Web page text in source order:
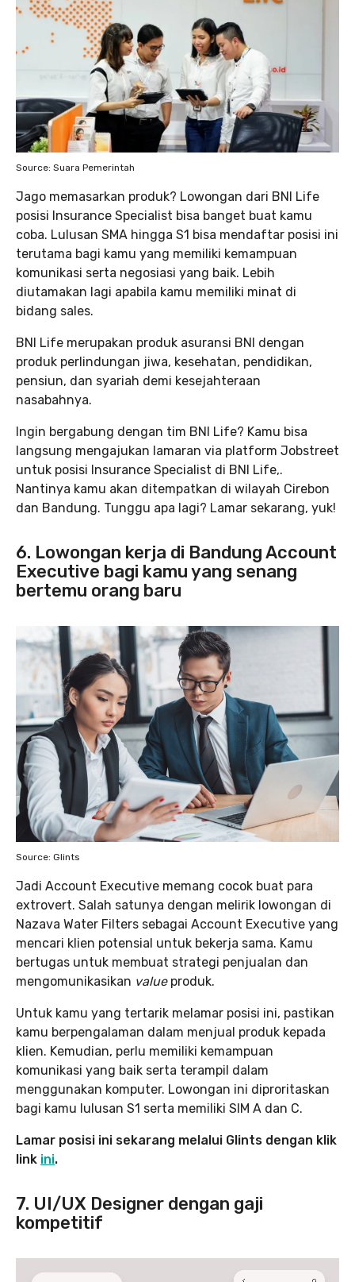
Source: Suara Pemerintah
Jago memasarkan produk? Lowongan dari BNI Life
posisi Insurance Specialist bisa banget buat kamu
coba. Lulusan SMA hingga S1 bisa mendaftar posisi ini
terutama bagi kamu yang memiliki kemampuan
komunikasi serta negosiasi yang baik. Lebih
diutamakan lagi apabila kamu memiliki minat di
bidang sales.
BNI Life merupakan produk asuransi BNI dengan
produk perlindungan jiwa, kesehatan, pendidikan,
pensiun, dan syariah demi kesejahteraan
nasabahnya.
Ingin bergabung dengan tim BNI Life? Kamu bisa
langsung mengajukan lamaran via platform Jobstreet
untuk posisi Insurance Specialist di BNI Life,.
Nantinya kamu akan ditempatkan di wilayah Cirebon
dan Bandung. Tunggu apa lagi? Lamar sekarang, yuk!
6. Lowongan kerja di Bandung Account
Executive bagi kamu yang senang
bertemu orang baru
Source: Glints
Jadi Account Executive memang cocok buat para
extrovert. Salah satunya dengan melirik lowongan di
Nazava Water Filters sebagai Account Executive yang
mencari klien potensial untuk bekerja sama. Kamu
bertugas untuk membuat strategi penjualan dan
mengomunikasikan value produk.
Untuk kamu yang tertarik melamar posisi ini, pastikan
kamu berpengalaman dalam menjual produk kepada
klien. Kemudian, perlu memiliki kemampuan
komunikasi yang baik serta terampil dalam
menggunakan komputer. Lowongan ini diproritaskan
bagi kamu lulusan S1 serta memiliki SIM A dan C.
Lamar posisi ini sekarang melalui Glints dengan klik
link ini.
7. UI/UX Designer dengan gaji
kompetitif